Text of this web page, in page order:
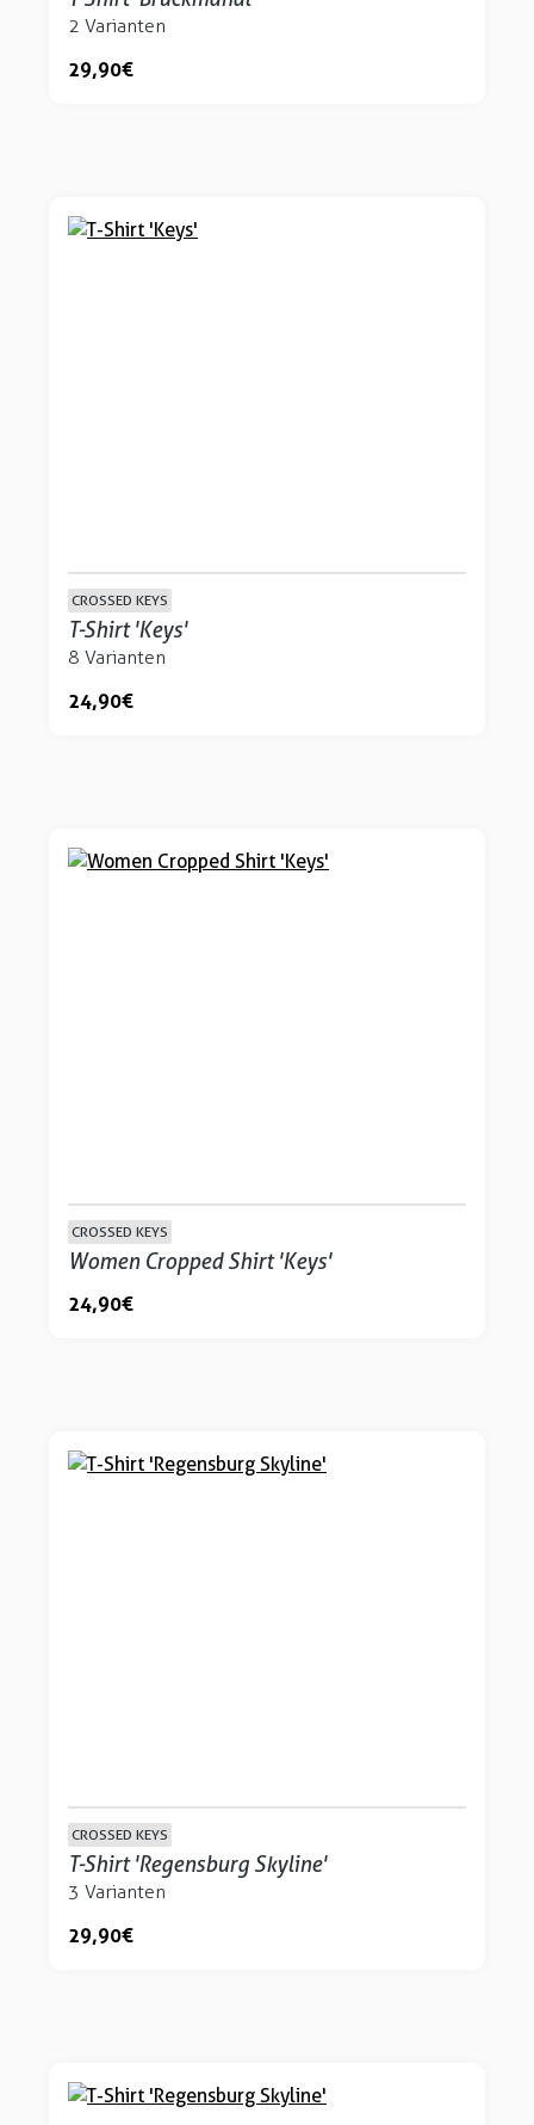
2 Varianten
29,90 €
CROSSED KEYS
T-Shirt 'Keys'
8 Varianten
24,90 €
CROSSED KEYS
Women Cropped Shirt 'Keys'
24,90 €
CROSSED KEYS
T-Shirt 'Regensburg Skyline'
3 Varianten
29,90 €